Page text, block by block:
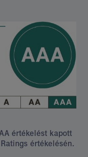
értékelést kapott
értékelésén.